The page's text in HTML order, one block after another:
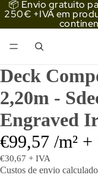
📦 Envio gratuito
250€ +IVA em
Deck
2,20m -
Engraved
€99,57 /m²
€30,67 + IVA
Custos de envio